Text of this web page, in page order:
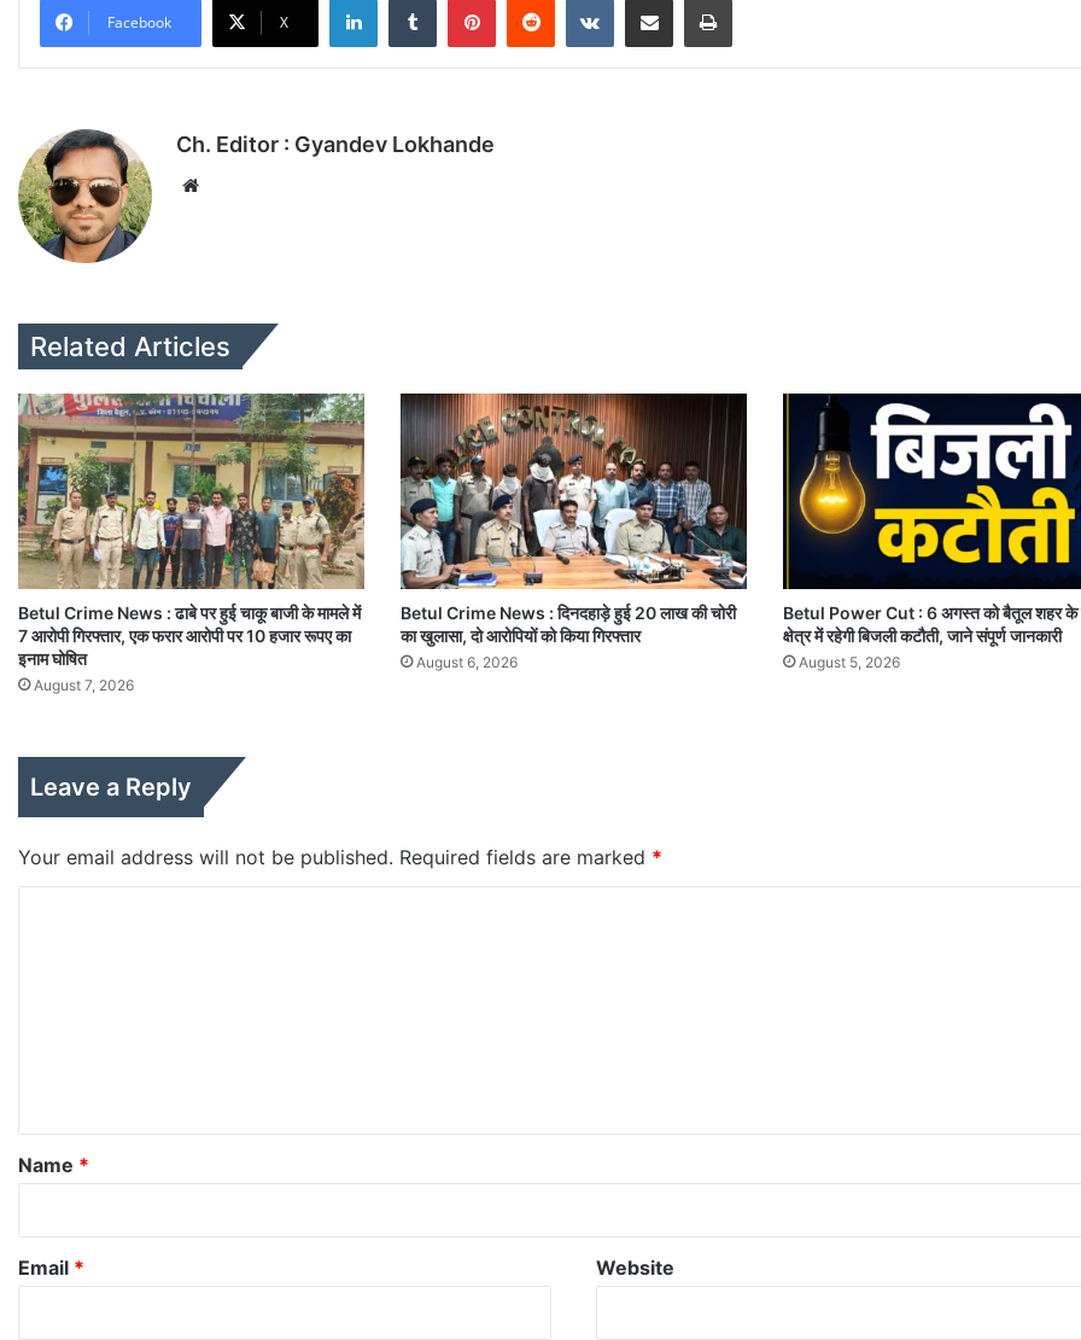
Facebook X
Ch. Editor : Gyandev Lokhande
Related Articles
Betul Crime News : ढाबे पर हुई चाकू बाजी के मामले में
7 आरोपी गिरफ्तार, एक फरार आरोपी पर 10 हजार रूपए का
इनाम घोषित
August 7, 2026
Betul Crime News : दिनदहाड़े हुई 20 लाख की चोरी
का खुलासा, दो आरोपियों को किया गिरफ्तार
August 6, 2026
Betul Power Cut : 6 अगस्त को बैतूल शहर के
क्षेत्र में रहेगी बिजली कटौती, जाने संपूर्ण जानकारी
August 5, 2026
Leave a Reply
Your email address will not be published. Required fields are marked *
*
Name *
Email * Website